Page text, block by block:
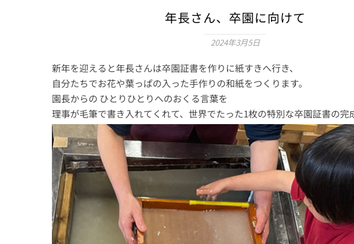
年長さん、卒園に向けて
2024年3月5日
新年を迎えると年長さんは卒園証書を作りに紙すきへ行き、
自分たちでお花や葉っぱの入った手作りの和紙をつくります。
園長からの ひとりひとりへのおくる言葉を
理事が毛筆で書き入れてくれて、世界でたった1枚の特別な卒園証書の完